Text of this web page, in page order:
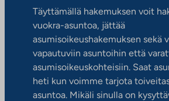
Täyttämällä hakemuksen voit
vuokra-asuntoa, jättää
asumisoikeushakemuksen sekä
vapautuviin asuntoihin että
asumisoikeuskohteisiin. Saat
heti kun voimme tarjota
asuntoa. Mikäli sinulla on